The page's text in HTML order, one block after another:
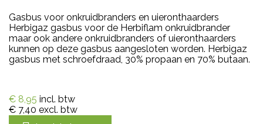
Gasbus voor onkruidbranders en uieronthaarders
Herbigaz gasbus voor de Herbiflam onkruidbrander
maar ook andere onkruidbranders of uieronthaarders
kunnen op deze gasbus aangesloten worden. Herbigaz
gasbus met schroefdraad, 30% propaan en 70% butaan.
€ 8,95 incl. btw
€ 7,40 excl. btw